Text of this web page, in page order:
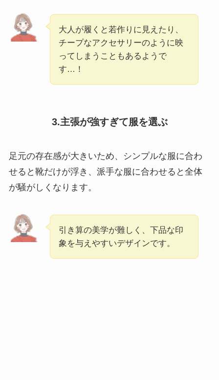
大人が履くと若作りに見えたり、
チープなアクセサリーのように映
ってしまうこともあるようで
す…！
3.主張が強すぎて服を選ぶ
足元の存在感が大きいため、シンプルな服に合わ
せると靴だけが浮き、派手な服に合わせると全体
が騒がしくなります。
引き算の美学が難しく、下品な印
象を与えやすいデザインです。